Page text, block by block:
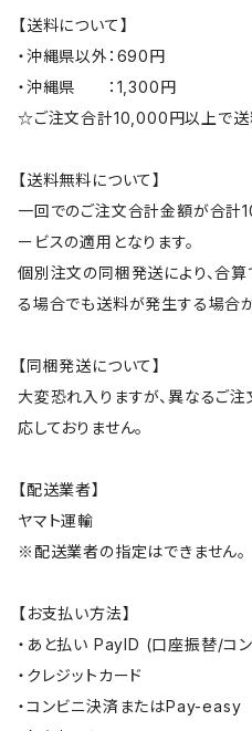
【送料について】
・沖縄県以外：690円
・沖縄県 ：1,300円
☆ご注文合計10,000円以上で送
【送料無料について】
一回でのご注文合計金額が合
ービスの適用となります。
個別注文の同梱発送により、合
る場合でも送料が発生する場合が
【同梱発送について】
大変恐れ入りますが、異なるご
応しておりません。
【配送業者】
ヤマト運輸
※配送業者の指定はできません。
【お支払い方法】
・あと払い PayID (口座振替/コ
・クレジットカード
・コンビニ決済またはPay-easy